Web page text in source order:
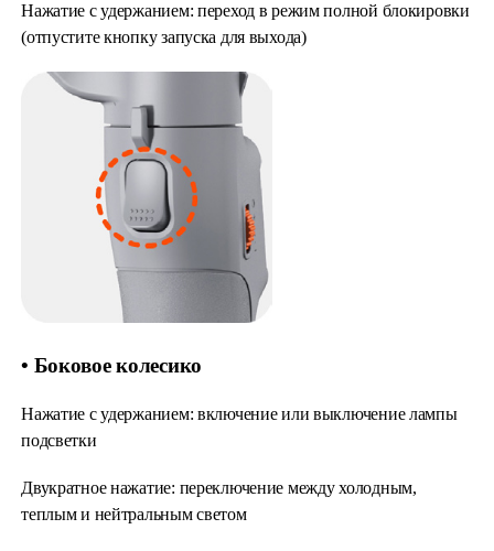
Нажатие с удержанием: переход в режим полной блокировки
(отпустите кнопку запуска для выхода)
• Боковое колесико
Нажатие с удержанием: включение или выключение лампы
подсветки
Двукратное нажатие: переключение между холодным,
теплым и нейтральным светом